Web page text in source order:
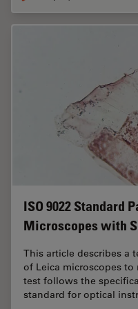
ISO 9022 Standard
Microscopes with
This article describes a
of Leica microscopes
test follows the
standard for optical